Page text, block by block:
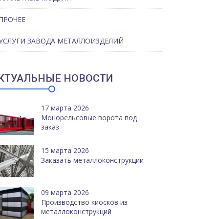
ЗАВОДА МЕТАЛЛОИЗДЕЛИЙ
НОВОСТИ
17 марта 2026
Монорельсовые ворота под
заказ
15 марта 2026
Заказать металлоконструкции
09 марта 2026
Производство киосков из
металлоконструкций